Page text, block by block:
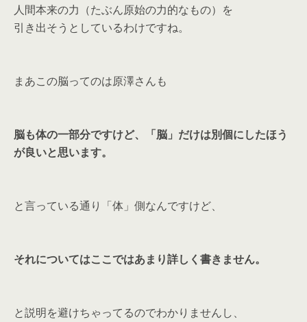
人間本来の力（たぶん原始の力的なもの）を
引き出そうとしているわけですね。
まあこの脳ってのは原澤さんも
脳も体の一部分ですけど、「脳」だけは別個にしたほう
が良いと思います。
と言っている通り「体」側なんですけど、
それについてはここではあまり詳しく書きません。
と説明を避けちゃってるのでわかりませんし、